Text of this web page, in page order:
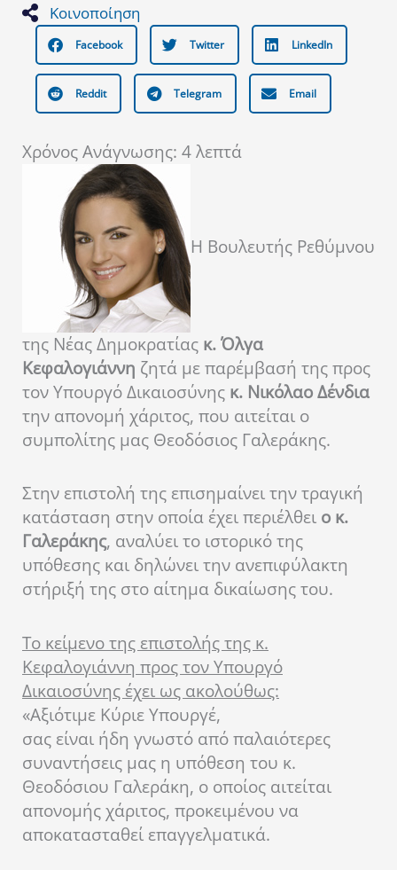
Κοινοποίηση
Facebook Twitter LinkedIn
Reddit Telegram Email
Χρόνος Ανάγνωσης: 4λεπτά
Η Βουλευτής Ρεθύμνου
της Νέας Δημοκρατίας κ. Όλγα
Κεφαλογιάννη ζητά με παρέμβασή της προς
τον Υπουργό Δικαιοσύνης κ. Νικόλαο Δένδια
την απονομή χάριτος, που αιτείται ο
συμπολίτης μας Θεοδόσιος Γαλεράκης.
Στην επιστολή της επισημαίνει την τραγική
κατάσταση στην οποία έχει περιέλθει ο κ.
Γαλεράκης, αναλύει το ιστορικό της
υπόθεσης και δηλώνει την ανεπιφύλακτη
στήριξή της στο αίτημα δικαίωσης του.
Το κείμενο της επιστολής της κ.
Κεφαλογιάννη προς τον Υπουργό
Δικαιοσύνης έχει ως ακολούθως:
«Αξιότιμε Κύριε Υπουργέ,
σας είναι ήδη γνωστό από παλαιότερες
συναντήσεις μας η υπόθεση του κ.
Θεοδόσιου Γαλεράκη, ο οποίος αιτείται
απονομής χάριτος, προκειμένου να
αποκατασταθεί επαγγελματικά.